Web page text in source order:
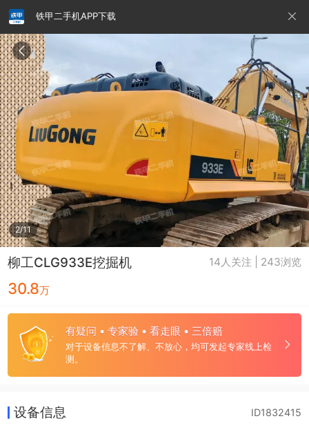
铁甲二手机APP下载
2/11
柳工CLG933E挖掘机 14人关注 | 243浏览
30.8万
有疑问 • 专家验 • 看走眼 • 三倍赔
对于设备信息不了解、不放心，均可发起专家线上检
测。
请输入手机号
提
交
即
表
示
您
同
意
《隐
私
政
策》
设备信息 ID1832415
铁甲龙总部 4000099032 认证经纪人